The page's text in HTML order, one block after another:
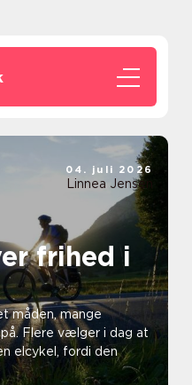
frihed i
måden, mange
Flere vælger i dag at
elcykel, fordi den
04. juli 2026
Linnea Jensen